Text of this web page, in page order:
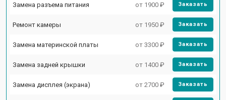
Замена разъема питания от 1900 ₽ Заказать
Ремонт камеры от 1950 ₽ Заказать
Замена материнской платы от 3300 ₽ Заказать
Замена задней крышки от 1400 ₽ Заказать
Замена дисплея (экрана) от 2700 ₽ Заказать